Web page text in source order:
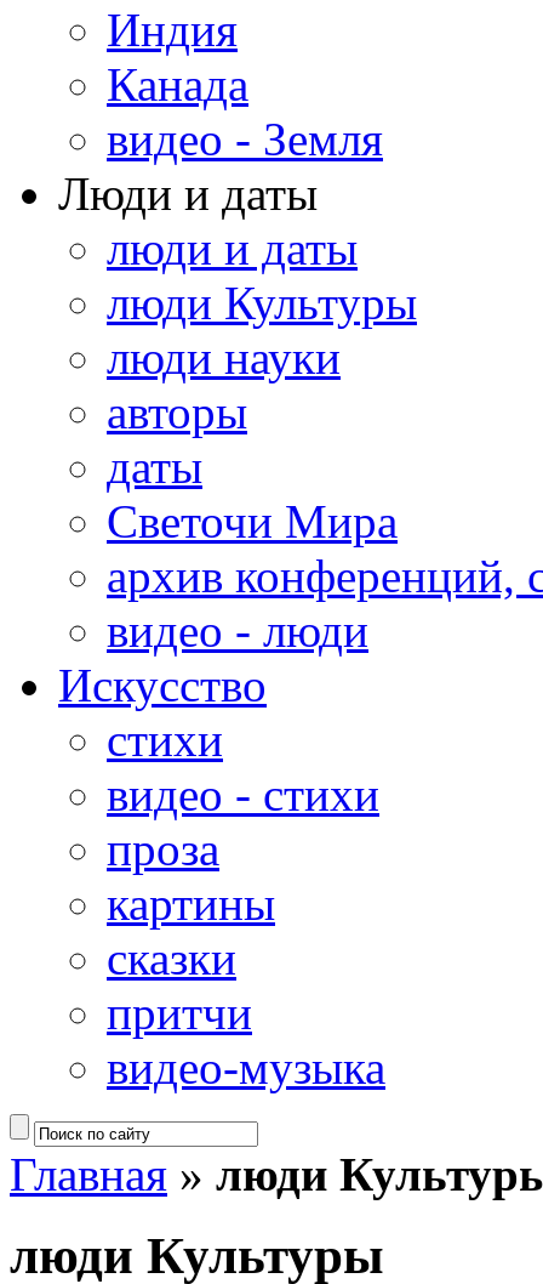
Индия
Канада
видео - Земля
Люди и даты
люди и даты
люди Культуры
люди науки
авторы
даты
Светочи Мира
архив конференций,
видео - люди
Искусство
стихи
видео - стихи
проза
картины
сказки
притчи
видео-музыка
Главная » люди
люди Культуры